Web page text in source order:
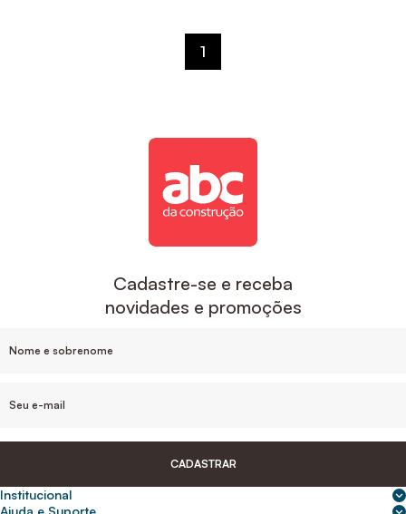
1
Cadastre-se e receba
novidades e promoções
CADASTRAR
Institucional
Sobre nós
Ajuda e Suporte